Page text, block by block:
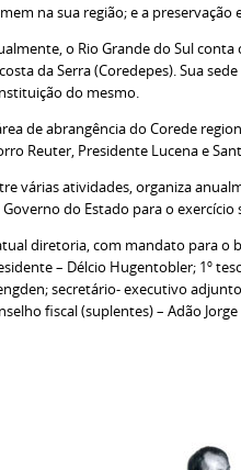
na sua região; e a
o Rio Grande do Sul
da Serra (Coredepes). Sua
do mesmo.
de abrangência do Corede
Reuter, Presidente Lucena e
várias atividades, organiza
do Estado para o exercício
diretoria, com mandato para o
– Délcio Hugentobler; 1º
secretário- executivo
fiscal (suplentes) – Adão